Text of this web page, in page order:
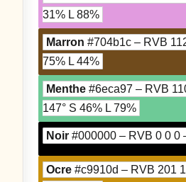
31% L 88%
Marron #704b1c – RVB
75% L 44%
Menthe #6eca97 – RVB
147° S 46% L 79%
Noir #000000 – RVB 0 0 0
Ocre #c9910d – RVB 201